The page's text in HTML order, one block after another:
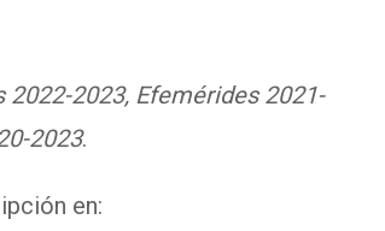
2022-2023, Efemérides 2021-
2023.
en: